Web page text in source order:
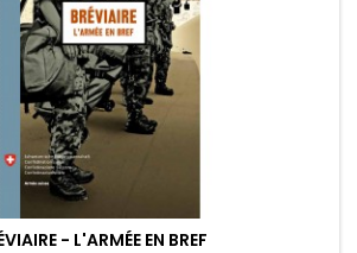
- L'ARMÉE EN BREF